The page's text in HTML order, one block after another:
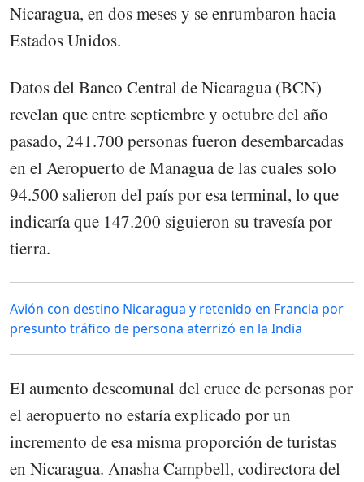
Nicaragua, en dos meses y se enrumbaron hacia
Estados Unidos.
Datos del Banco Central de Nicaragua (BCN)
revelan que entre septiembre y octubre del año
pasado, 241.700 personas fueron desembarcadas
en el Aeropuerto de Managua de las cuales solo
94.500 salieron del país por esa terminal, lo que
indicaría que 147.200 siguieron su travesía por
tierra.
Avión con destino Nicaragua y retenido en Francia por
presunto tráfico de persona aterrizó en la India
El aumento descomunal del cruce de personas por
el aeropuerto no estaría explicado por un
incremento de esa misma proporción de turistas
en Nicaragua. Anasha Campbell, codirectora del